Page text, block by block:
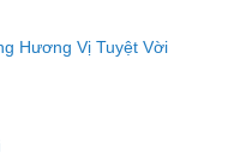
Hương Vị Tuyệt Vời